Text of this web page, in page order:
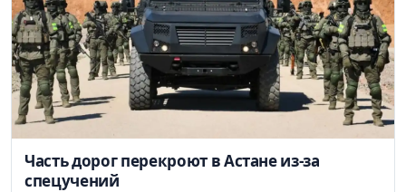
Часть дорог перекроют в Астане из-за
спецучений